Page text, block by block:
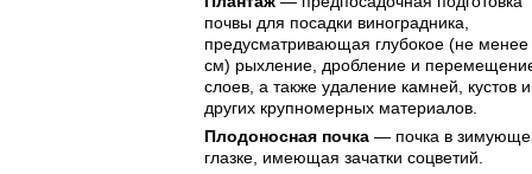
почвы для посадки виноградника,
предусматривающая глубокое (не менее
см) рыхление, дробление и
слоев, а также удаление камней, кустов и
других крупномерных материалов.
Плодоносная почка — почка в
глазке, имеющая зачатки соцветий.